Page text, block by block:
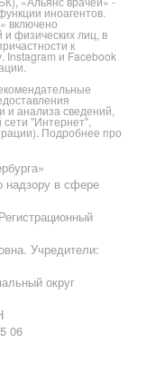
иноагентов.
включено
физических лиц, в
к
Instagram и Facebook
анализа сведений,
"Интернет",
Подробнее про
надзору в сфере
Учредители:
округ
06